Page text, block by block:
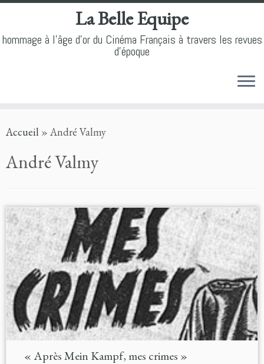
to
La Belle Equipe
hommage à l'âge d'or du Cinéma Français à travers les revues
d'époque
Accueil » André Valmy
André Valmy
« Après Mein Kampf, mes crimes »